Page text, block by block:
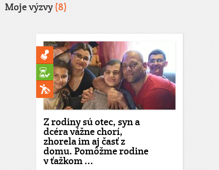
Moje výzvy(8)
Z rodiny sú otec, syn a
dcéra vážne chorí,
zhorela im aj časť z
domu. Pomôžme rodine
v ťažkom ...